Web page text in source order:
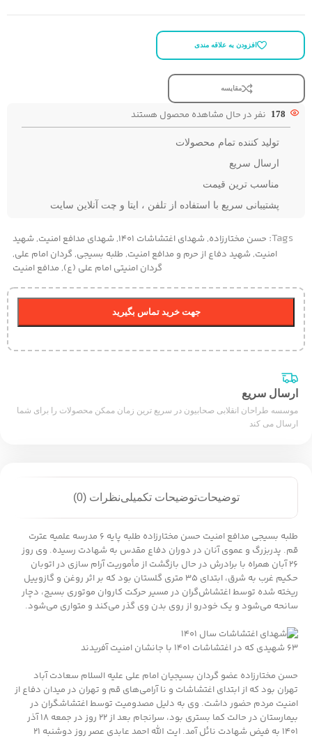
افزودن به علاقه مندی
مقایسه
178 نفر در حال مشاهده محصول هستند
تولید کننده تمام محصولات
ارسال سریع
مناسب ترین قیمت
پشتیبانی سریع با استفاده از تلفن ، ایتا و چت آنلاین سایت
Tags: حسن مختارزاده, شهدای اغتشاشات 1401 , شهدای مدافع امنیت, شهید
امنیت, شهید دفاع از حرم و مدافع امنیت, طلبه بسیجی, گردان امام علی,
گردان امنیتی امام علی (ع), مدافع امنیت
جهت خرید تماس بگیرید
ارسال سریع
موسسه طراحان انقلابی صحابیون در سریع ترین زمان ممکن محصولات را برای شما
ارسال می کند
توضیحاتتوضیحات تکمیلینظرات (0)
طلبه بسیجی مدافع امنیت حسن مختارزاده طلبه پایه ۶ مدرسه علمیه عترت
قم. پدربزرگ و عموی آنان در دوران دفاع مقدس به شهادت رسیده. وی روز
۲۶ آبان همراه با برادرش در حال بازگشت از مأموریت آرام سازی در اتوبان
حکیم غرب به شرق، ابتدای ۳۵ متری گلستان بود که بر اثر روغن و گازوییل
ریخته شده توسط اغتشاش‌گران در مسیر حرکت کاروان موتوری بسیج، دچار
سانحه می‌شود و یک خودرو از روی بدن وی گذر می‌کند و متواری می‌شود.
۶۳ شهیدی که در اغتشاشات ۱۴۰۱ با جانشان امنیت آفریدند
حسن مختارزاده عضو گردان بسیجیان امام علی علیه السلام سعادت آباد
تهران بود که از ابتدای اغتشاشات و نا آرامی‌های قم و تهران در میدان دفاع از
امنیت مردم حضور داشت. وی به دلیل مصدومیت توسط اغتشاشگران در
بیمارستان در حالت کما بستری بود، سرانجام بعد از ۲۲ روز در جمعه ۱۸ آذر
۱۴۰۱ به فیض شهادت نائل آمد. ایت الله احمد عابدی عصر روز دوشنبه ۲۱